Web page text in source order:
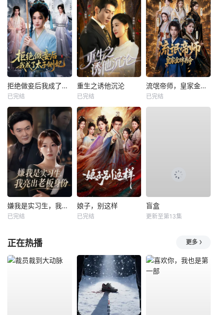
拒绝做妾后我成了太子侧妃
已完结
重生之诱他沉沦
已完结
流氓帝师，皇家金牌县令
已完结
嫌我是实习生，我亮出老板身份
已完结
娘子，别这样
已完结
盲盒
更新至第13集
正在热播 更多